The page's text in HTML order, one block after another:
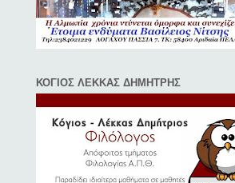
ΚΟΓΙΟΣ ΛΕΚΚΑΣ ΔΗΜΗΤΡΗΣ